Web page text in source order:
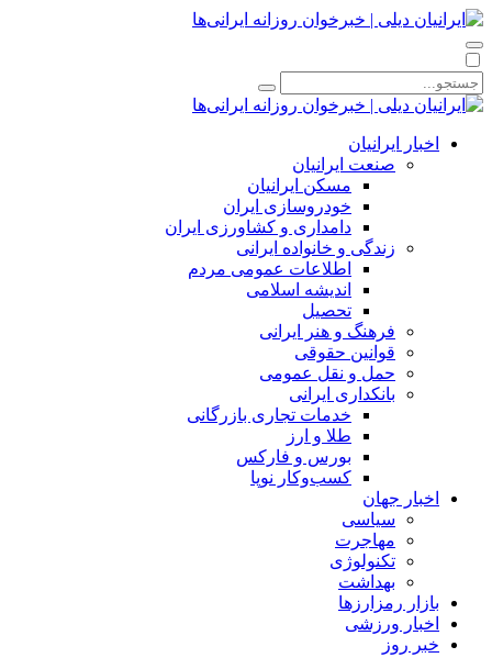
اخبار ایرانیان
صنعت ایرانیان
مسکن ایرانیان
خودروسازی ایران
دامداری و کشاورزی ایران
زندگی و خانواده ایرانی
اطلاعات عمومی مردم
اندیشه اسلامی
تحصیل
فرهنگ و هنر ایرانی
قوانین حقوقی
حمل و نقل عمومی
بانکداری ایرانی
خدمات تجاری بازرگانی
طلا و ارز
بورس و فارکس
کسب‌وکار نوپا
اخبار جهان
سیاسی
مهاجرت
تکنولوژی
بهداشت
بازار رمزارزها
اخبار ورزشی
خبر روز